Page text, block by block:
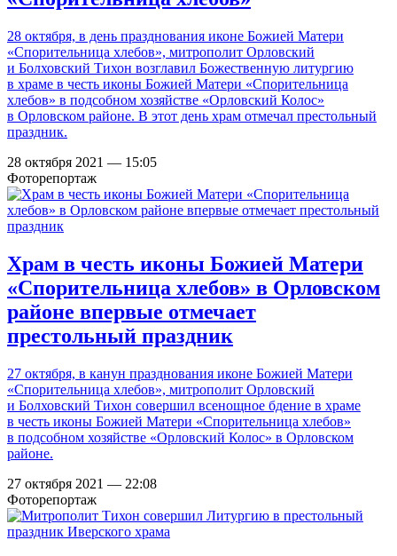
28 октября, в день празднования иконе Божией Матери
«Спорительница хлебов», митрополит Орловский
и Болховский Тихон возглавил Божественную литургию
в храме в честь иконы Божией Матери «Спорительница
хлебов» в подсобном хозяйстве «Орловский Колос»
в Орловском районе. В этот день храм отмечал престольный
праздник.
28 октября 2021 — 15:05
Фоторепортаж
Храм в честь иконы Божией Матери
«Спорительница хлебов» в Орловском
районе впервые отмечает
престольный праздник
27 октября, в канун празднования иконе Божией Матери
«Спорительница хлебов», митрополит Орловский
и Болховский Тихон совершил всенощное бдение в храме
в честь иконы Божией Матери «Спорительница хлебов»
в подсобном хозяйстве «Орловский Колос» в Орловском
районе.
27 октября 2021 — 22:08
Фоторепортаж